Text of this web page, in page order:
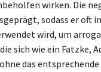
wirken. Die
sodass er oft
wird, um
sich wie ein Fatzke,
das